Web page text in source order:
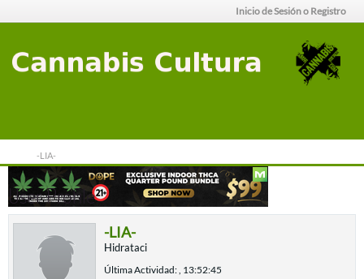
Inicio de Sesión o Registro
-LIA-
User Profile
-LIA-
Hidrataci
Última Actividad: , 13:52:45